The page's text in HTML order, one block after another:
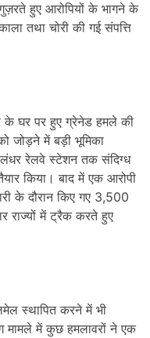
हुए आरोपियों के भागने के
तथा चोरी की गई संपत्ति
के घर पर हुए ग्रेनेड हमले की
जोड़ने में बड़ी भूमिका
रेलवे स्टेशन तक संदिग्ध
किया। बाद में एक आरोपी
के दौरान किए गए 3,500
में ट्रैक करते हुए
स्थापित करने में भी
मामले में कुछ हमलावरों ने एक